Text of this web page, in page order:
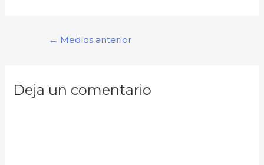
← Medios anterior
Deja un comentario